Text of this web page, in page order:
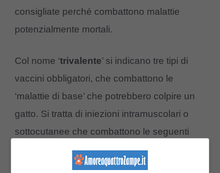
consigliate perché combattono malattie
potenzialmente mortali.
Col nome ‘trivalente’ si indicano tre tipi di
vaccini obbligatori, che combattono le
‘malattie di base’ che potrebbero colpire un
gatto. Si tratta di iniezioni intramuscolari o
sottocutanee che combattono le seguenti
rinotracheite, calicivirosi e
gastroenterite virale.